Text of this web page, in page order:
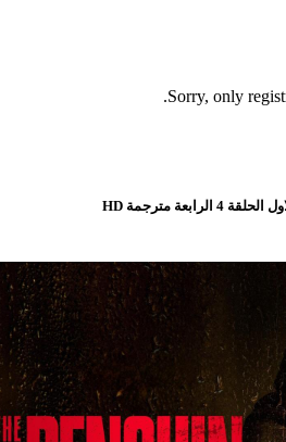
Sorry, only